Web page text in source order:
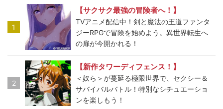
1
【サクサク最強の冒険者へ！】
TVアニメ配信中！剣と魔法の王道ファンタ
ジーRPGで冒険を始めよう。異世界転生へ
の扉が今開かれる！
2
【新作タワーディフェンス！】
＜奴ら＞が蔓延る極限世界で、セクシー＆
サバイバルバトル！特別なシチュエーショ
ンを楽しもう！